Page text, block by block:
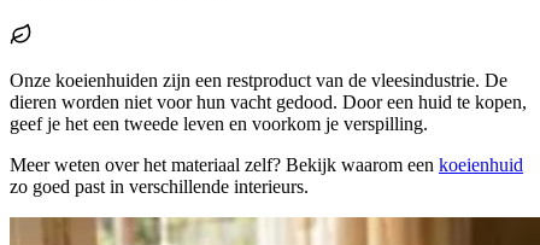
Onze koeienhuiden zijn een restproduct van de vleesindustrie. De
dieren worden niet voor hun vacht gedood. Door een huid te kopen,
geef je het een tweede leven en voorkom je verspilling.
Meer weten over het materiaal zelf? Bekijk waarom een koeienhuid
zo goed past in verschillende interieurs.